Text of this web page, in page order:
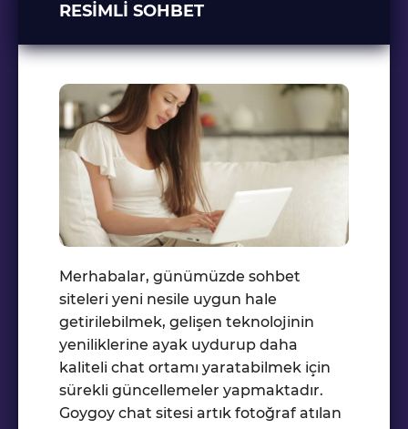
RESIMLI SOHBET
Merhabalar, günümüzde sohbet
siteleri yeni nesile uygun hale
getirilebilmek, gelişen teknolojinin
yeniliklerine ayak uydurup daha
kaliteli chat ortamı yaratabilmek için
sürekli güncellemeler yapmaktadır.
Goygoy chat sitesi artık fotoğraf atılan